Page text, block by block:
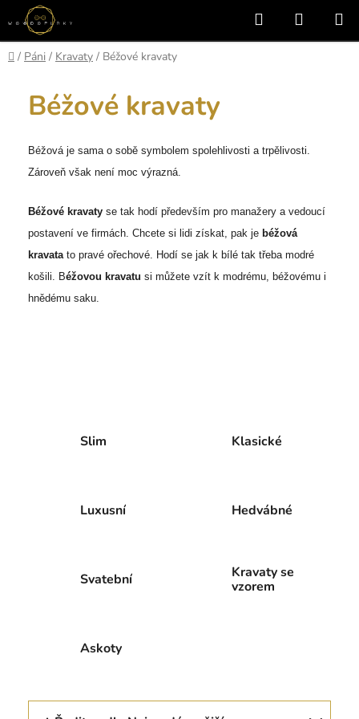
Přejít
na
obsah
Hledat
KOŠÍK
Domů
/ Páni / Kravaty / Béžové kravaty
Béžové kravaty
Béžová je sama o sobě symbolem spolehlivosti a trpělivosti.
Zároveň však není moc výrazná.
Béžové kravaty se tak hodí především pro manažery a vedoucí
postavení ve firmách. Chcete si lidi získat, pak je béžová
kravata to pravé ořechové. Hodí se jak k bílé tak třeba modré
košili. Béžovou kravatu si můžete vzít k modrému, béžovému i
hnědému saku.
Slim Klasické
Luxusní Hedvábné
Svatební
Kravaty se
vzorem
Askoty
Ř